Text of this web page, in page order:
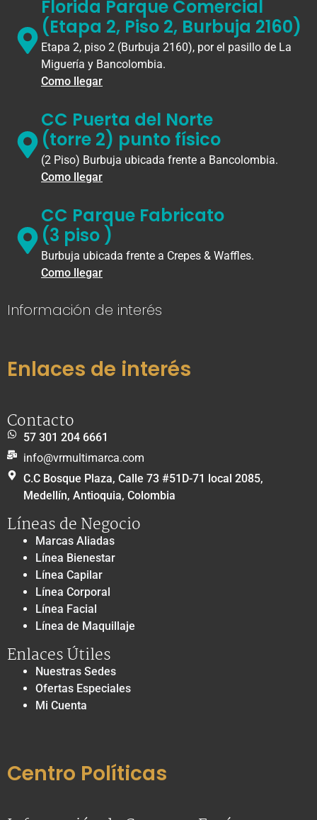
Florida Parque Comercial
(Etapa 2, Piso 2, Burbuja 2160)
Etapa 2, piso 2 (Burbuja 2160), por el pasillo de La
Miguería y Bancolombia.
Como llegar
CC Puerta del Norte
(torre 2) punto físico
(2 Piso) Burbuja ubicada frente a Bancolombia.
Como llegar
CC Parque Fabricato
(3 piso )
Burbuja ubicada frente a Crepes & Waffles.
Como llegar
Información de interés
Enlaces de interés
Contacto
57 301 204 6661
info@vrmultimarca.com
C.C Bosque Plaza, Calle 73 #51D-71 local 2085,
Medellín, Antioquia, Colombia
Líneas de Negocio
Marcas Aliadas
Línea Bienestar
Línea Capilar
Línea Corporal
Línea Facial
Línea de Maquillaje
Enlaces Útiles
Nuestras Sedes
Ofertas Especiales
Mi Cuenta
Centro Políticas